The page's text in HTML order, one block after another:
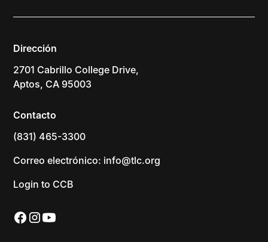
Dirección
2701 Cabrillo College Drive,
Aptos, CA 95003
Contacto
(831) 465-3300
Correo electrónico: info@tlc.org
Login to CCB